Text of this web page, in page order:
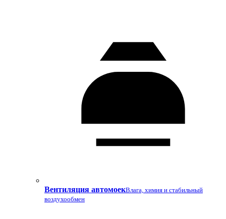
Вентиляция автомоекВлага, химия и стабильный
воздухообмен